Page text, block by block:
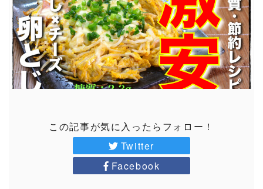
この記事が気に入ったらフォロー！
Twitter
Facebook